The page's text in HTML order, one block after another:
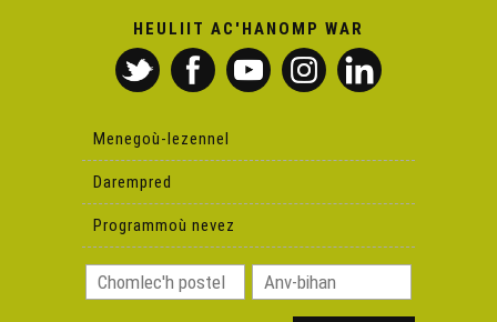
HEULIIT AC'HANOMP WAR
Menegoù-lezennel
Darempred
Programmoù nevez